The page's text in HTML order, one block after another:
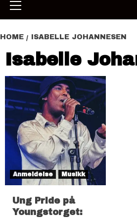
Primary
Menu
HOME ISABELLE JOHANNESEN
Isabelle
Anmeldelse Musikk
Ung Pride på
Youngstorget: